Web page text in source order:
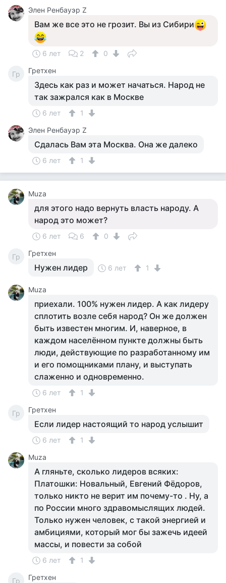
Элен Ренбауэр Z
Вам же все это не грозит. Вы из Сибири
6 лет 2 0
Гр Гретхен
Здесь как раз и может начаться. Народ не
так зажрался как в Москве
6 лет
1
Элен Ренбауэр Z
Сдалась Вам эта Москва. Она же далеко
6 лет 1
Muza
для этого надо вернуть власть народу. А
народ это может?
6 лет 6 0
Гр Гретхен
Нужен лидер 6 лет 1
Muza
приехали. 100% нужен лидер. А как лидеру
сплотить возле себя народ? Он же должен
быть известен многим. И, наверное, в
каждом населённом пункте должны быть
люди, действующие по разработанному им
и его помощниками плану, и выступать
слаженно и одновременно.
6 лет 1
Гр Гретхен
Если лидер настоящий то народ услышит
6 лет
1
Muza
А гляньте, сколько лидеров всяких:
Платошки: Новальный, Евгений Фёдоров,
только никто не верит им почему-то . Ну, а
по России много здравомыслящих людей.
Только нужен человек, с такой энергией и
амбициями, который мог бы зажечь идеей
массы, и повести за собой
6 лет 1
Гр Гретхен